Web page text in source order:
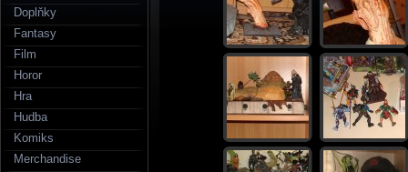
Doplňky
Fantasy
Film
Horor
Hra
Hudba
Komiks
Merchandise